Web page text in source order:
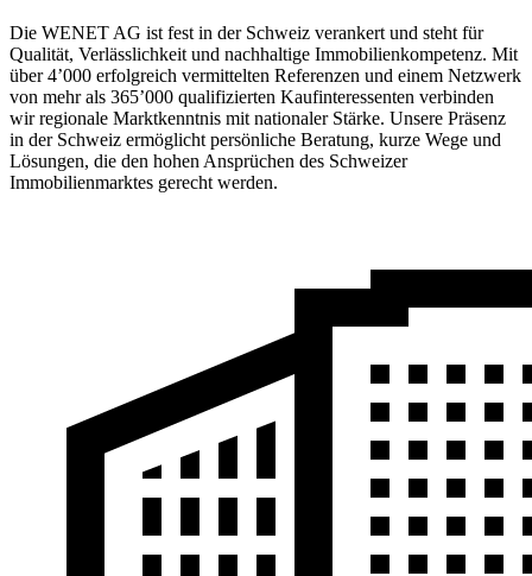
Die WENET AG ist fest in der Schweiz verankert und steht für
Qualität, Verlässlichkeit und nachhaltige Immobilienkompetenz. Mit
über 4’000 erfolgreich vermittelten Referenzen und einem Netzwerk
von mehr als 365’000 qualifizierten Kaufinteressenten verbinden
wir regionale Marktkenntnis mit nationaler Stärke. Unsere Präsenz
in der Schweiz ermöglicht persönliche Beratung, kurze Wege und
Lösungen, die den hohen Ansprüchen des Schweizer
Immobilienmarktes gerecht werden.